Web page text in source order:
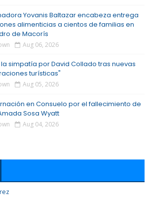
Yovanis Baltazar encabeza entrega
alimenticias a cientos de familias en
de Macorís
Aug 06, 2026
simpatía por David Collado tras nuevas
turísticas"
Aug 05, 2026
en Consuelo por el fallecimiento de
Sosa Wyatt
Aug 04, 2026